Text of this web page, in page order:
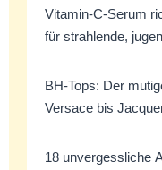
Vitamin-C-Serum
für strahlende,
BH-Tops: Der
Versace bis
18 unvergessliche